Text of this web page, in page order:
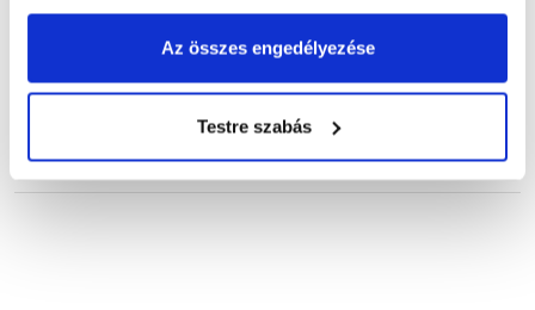
Az összes engedélyezése
Testre szabás
Kérdések és válaszok
Kapcsolódó cikkek